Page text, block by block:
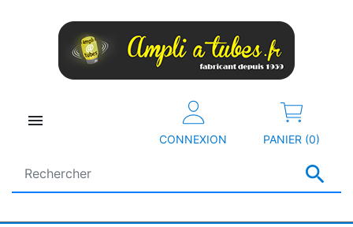


CONNEXION PANIER (0)